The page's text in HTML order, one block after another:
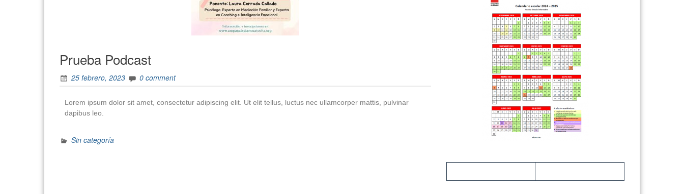
Prueba Podcast
25 febrero, 2023 0 comment
Lorem ipsum dolor sit amet, consectetur adipiscing elit. Ut elit tellus, luctus nec ullamcorper mattis, pulvinar
dapibus leo.
Sin categoría